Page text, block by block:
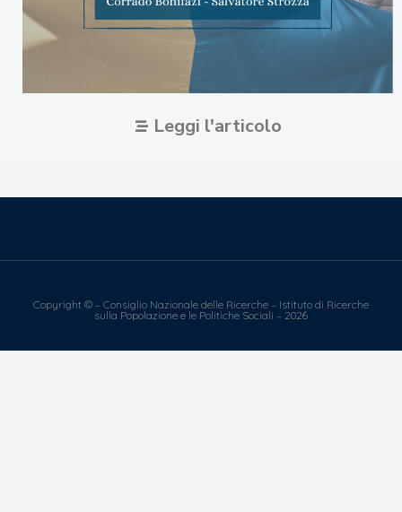
Leggi l'articolo
Copyright © – Consiglio Nazionale delle Ricerche – Istituto di Ricerche
sulla Popolazione e le Politiche Sociali – 2026